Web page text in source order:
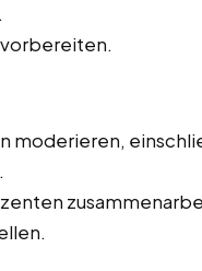
moderieren,